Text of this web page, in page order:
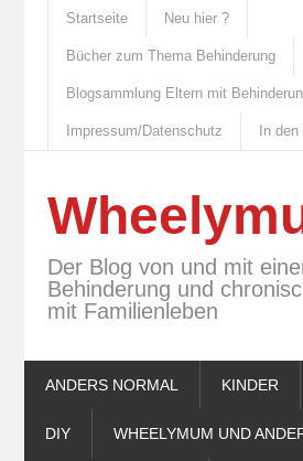
Startseite Neu hier ?
Bücher zum Thema Behinderung
Blogsammlung Eltern mit
Impressum/Datenschutz In
Der Blog von und mit
Behinderung und
mit Familienleben
ANDERS NORMAL KINDER
DIY WHEELYMUM UND